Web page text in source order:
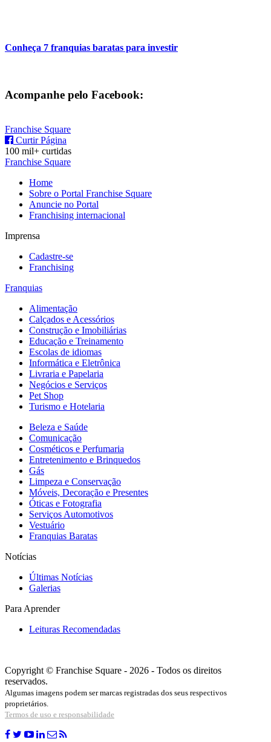
Conheça 7 franquias baratas para investir
Acompanhe pelo Facebook:
Franchise Square
Curtir Página
100 mil+ curtidas
Franchise Square
Home
Sobre o Portal Franchise Square
Anuncie no Portal
Franchising internacional
Imprensa
Cadastre-se
Franchising
Franquias
Alimentação
Calçados e Acessórios
Construção e Imobiliárias
Educação e Treinamento
Escolas de idiomas
Informática e Eletrônica
Livraria e Papelaria
Negócios e Serviços
Pet Shop
Turismo e Hotelaria
Beleza e Saúde
Comunicação
Cosméticos e Perfumaria
Entretenimento e Brinquedos
Gás
Limpeza e Conservação
Móveis, Decoração e Presentes
Óticas e Fotografia
Serviços Automotivos
Vestuário
Franquias Baratas
Notícias
Últimas Notícias
Galerias
Para Aprender
Leituras Recomendadas
Copyright © Franchise Square - 2026 - Todos os direitos
reservados.
Algumas imagens podem ser marcas registradas dos seus respectivos
proprietários.
Termos de uso e responsabilidade